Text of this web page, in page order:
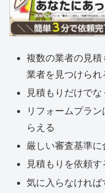
複数の業者の見
業者を見つけられ
見積もりだけで
リフォームプラ
らえる
厳しい審査基準
見積もりを依頼
気に入らなけれ